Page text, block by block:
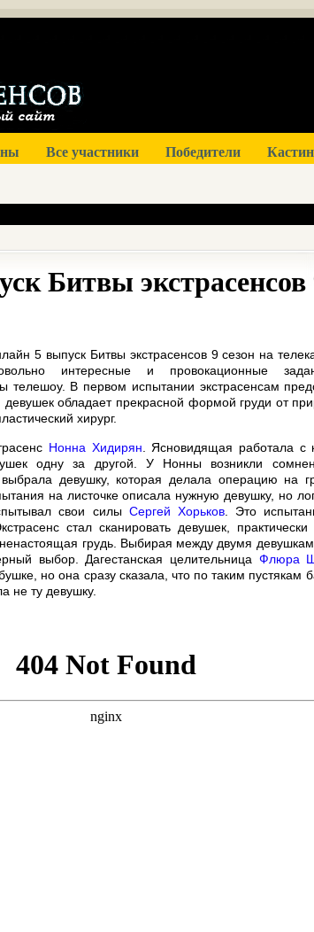
Все участники Победители
Битвы экстрасенсов
5 выпуск Битвы экстрасенсов 9 сезон на
интересные и провокационные
телешоу. В первом испытании экстрасенсам
девушек обладает прекрасной формой груди от
хирург.
Нонна Хидирян . Ясновидящая работала
одну за другой. У Нонны возникли
девушку, которая делала операцию на
на листочке описала нужную девушку, но
свои силы Сергей Хорьков. Это
стал сканировать девушек,
грудь. Выбирая между двумя
выбор. Дагестанская целительница Флюра
но она сразу сказала, что по таким пустякам
не ту девушку.